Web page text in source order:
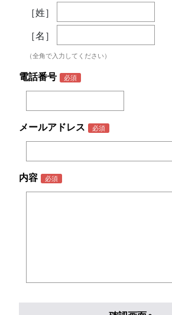
［姓］
［名］
（全角で入力してください）
電話番号
メールアドレス
内容